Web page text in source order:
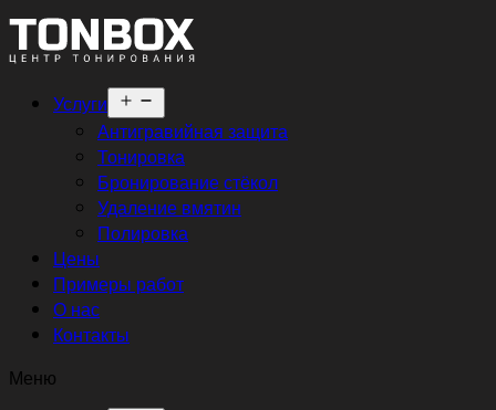
Услуги
меню
Антигравийная защита
Тонировка
Бронирование стёкол
Удаление вмятин
Полировка
Цены
Примеры работ
О нас
Контакты
Меню